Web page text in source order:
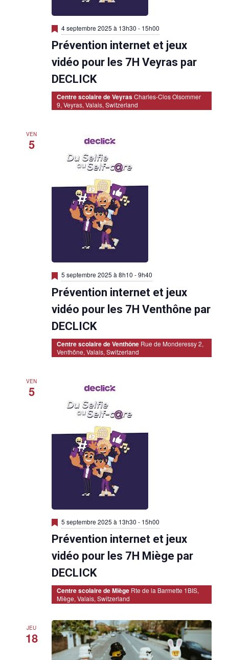
M
i
s
e
n
a
v
a
n
t
4 septembre 2025 à 13h30 - 15h00
Prévention internet et jeux
vidéo pour les 7H Veyras par
DECLICK
Centre scolaire de VeyrasCharles-Clos Olsommer
9, Veyras, Valais, Switzerland
VEN
5
M
i
s
e
n
a
v
a
n
t
5 septembre 2025 à 8h10 -9h40
Prévention internet et jeux
vidéo pour les 7H Venthône par
DECLICK
Centre scolaire de Venthône Rue de Monderessy 2,
Venthône, Valais, Switzerland
VEN
5
M
i
s
e
n
a
v
a
n
t
5 septembre 2025 à 13h30 - 15h00
Prévention internet et jeux
vidéo pour les 7H Miège par
DECLICK
Centre scolaire de Miège Rte de la Barmette 1BIS,
Miège, Valais, Switzerland
JEU
18